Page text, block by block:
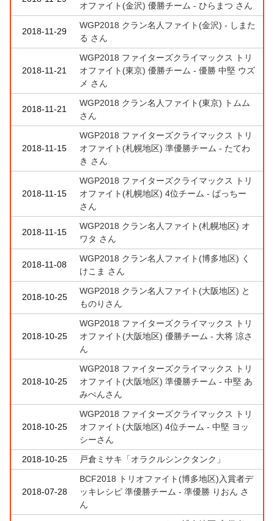
オファイト(金沢) 優勝チーム - ひらまつ さん
2018-11-29
WGP2018 クラン名人ファイト(金沢) - しまた
る さん
2018-11-21
WGP2018 ファイターズクライマックス トリ
オファイト(東京) 優勝チーム - 優勝 中堅 ウズ
メ さん
2018-11-21
WGP2018 クラン名人ファイト(東京) トムム
さん
2018-11-15
WGP2018 ファイターズクライマックス トリ
オファイト(札幌地区) 準優勝チーム - たてわ
き さん
2018-11-15
WGP2018 ファイターズクライマックス トリ
オファイト(札幌地区) 4位チーム - ばっちー
さん
2018-11-15
WGP2018 クラン名人ファイト(札幌地区) オ
ワタ さん
2018-11-08
WGP2018 クラン名人ファイト(博多地区) く
けこま さん
2018-10-25
WGP2018 クラン名人ファイト(大阪地区) と
ものりさん
2018-10-25
WGP2018 ファイターズクライマックス トリ
オファイト(大阪地区) 優勝チーム - 大将 涼さ
ん
2018-10-25
WGP2018 ファイターズクライマックス トリ
オファイト(大阪地区) 準優勝チーム - 中堅 あ
みぺんさん
2018-10-25
WGP2018 ファイターズクライマックス トリ
オファイト(大阪地区) 4位チーム - 中堅 ヨッ
シーさん
2018-10-25
戸倉ミサキ「オラクルシンクタンク」
2018-07-28
BCF2018 トリオファイト(博多地区)入賞者デ
ッキレシピ 準優勝チーム - 準優勝 りおん さ
ん